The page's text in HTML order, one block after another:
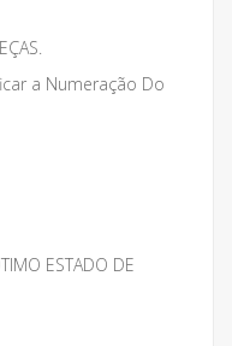
a Numeração Do
ESTADO DE